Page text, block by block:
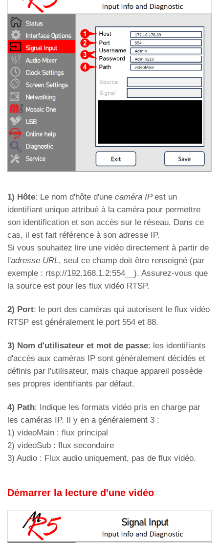
1) Hôte: Le nom d'hôte d'une caméra IPest un
identifiant unique attribué à la caméra pour permettre
son identification et son accès sur le réseau. Dans ce
cas, il est fait référence à son adresse IP.
Si vous souhaitez lire une vidéo directement à partir de
l'adresse URL, seul ce champ doit être renseigné (par
exemple : rtsp://192.168.1.2:554__). Assurez-vous que
la source est pour les flux vidéo RTSP.
2) Port: le port des caméras qui autorisent le flux vidéo
RTSP est généralement le port 554 et 88.
3) Nom d'utilisateur et mot de passe: les identifiants
d'accès aux caméras IP sont généralement décidés et
définis par l'utilisateur, mais chaque appareil possède
ses propres identifiants par défaut.
4) Path: Indique les formats vidéo pris en charge par
les caméras IP. Il y en a généralement 3 :
1) videoMain : flux principal
2) videoSub : flux secondaire
3) Audio : Flux audio uniquement, pas de flux vidéo.
Démarrer la lecture d'une vidéo